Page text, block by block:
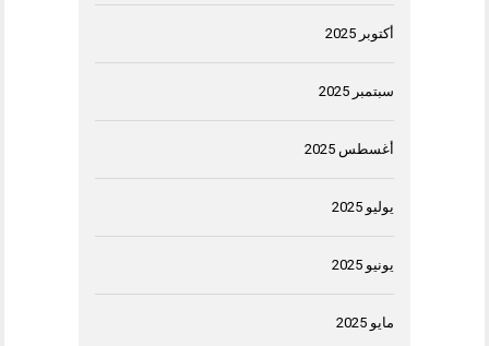
أكتوبر 2025
سبتمبر 2025
أغسطس 2025
يوليو 2025
يونيو 2025
مايو 2025